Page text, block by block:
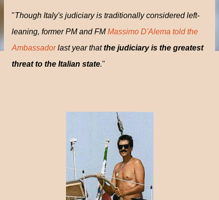
"Though Italy's judiciary is traditionally considered left-
leaning, former PM and FMMassimo D'Alema told the
Ambassadorlast year thatthe judiciary is the greatest
threat to the Italian state."